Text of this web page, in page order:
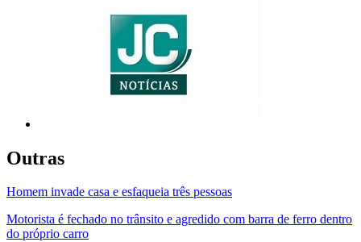
Outras
Homem invade casa e esfaqueia três pessoas
Motorista é fechado no trânsito e agredido com barra de ferro dentro
do próprio carro